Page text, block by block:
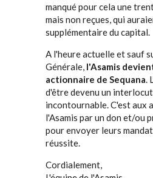
manqué pour cela une
mais non reçues, qui
supplémentaire du capital.
A l'heure actuelle et sauf
Générale, l'Asamis
actionnaire de Sequana.
d'être devenu un
incontournable. C'est aux
l'Asamis par un don et/ou
pour envoyer leurs
réussite.
Cordialement,